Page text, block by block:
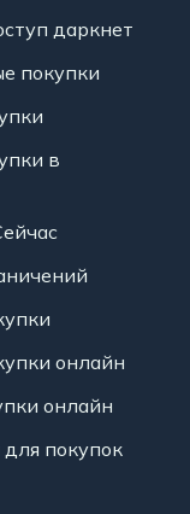
даркнет
покупки
в
онлайн
онлайн
покупок